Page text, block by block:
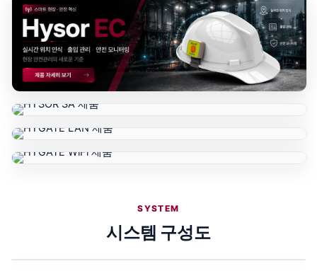
EC
제
품
배
SA
제
LAN
너
SYSTEM
시스템 구성도